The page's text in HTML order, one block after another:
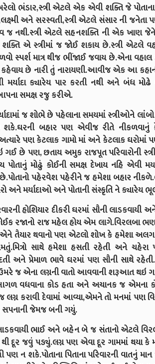
ભંડાર,સ્ત્રી એટલે એક એવી શક્તિ જે
અને સરસ્વતી,સ્ત્રી એટલે સંસાર ની
જ નથી.સ્ત્રી એટલે સહનશક્તિ ની એક ખાણ
એ સ્ત્રીમાં જ જોઈ શકાય છે.સ્ત્રી એટલે
હળવો સ્પર્શ માત્ર થીજ ભીંજાઈ જવાય છે.એના
છે નારી તું નારાયણી.આવીજ એક આ
મર્યાદા ક્યારેય પાર કરતી નથી અને બંધ
સમક્ષ રજુ કરીએ.
જ શોભે છે પહેલાના સમયમાં સ્ત્રીઓને લાંબો
શકે.ઘરની બહાર પણ એવીજ રીતે નીકળવાનું
પણ કેટલાક ગામો માં અને કેટલાક
છે પણ, છતાય અમુક રાજપૂત પરિવારોની
મોઢું કોઈની સમક્ષ દેખાય નહિ એવી
છે.પોતાનો પહેરવેશ પહેરીને જ હમેશા બહાર
અને મર્યાદાઓ અને પોતાની સંસ્કૃતિ ને ક્યારેય
હોશિયાર દીકરી ઘરમાં સૌની લાડકવાયી અને
રજાનો રાજ મહેલ હોય એમ લાગે.વિરલબા
એને તૈયાર થવાનો પણ એટલો શોખ કે હમેશા
સાથે હમેશા હસતી રહેતી અને
અને પ્રેમાળ ભાવે ઘરમાં પણ સૌની સાથે
ઉમરે જ એના લગ્નની વાતો આવવાની શરૂઆત થઇ
વધવાના કોડ હતા અને અચાનક જ એમના
કરાવી દેવામાં આવ્યા,એમને તો મનમાં પણ
જેમજ બની ગયું.
ભાઈ અને બહેન બે જ સંતાનો એટલે
થી દૂર જવું પડ્યું.લગ્ન પણ એવા દૂર ગામમાં થયા કે
ન શકે.પોતાના પિતાના પરિવારની વાતનું